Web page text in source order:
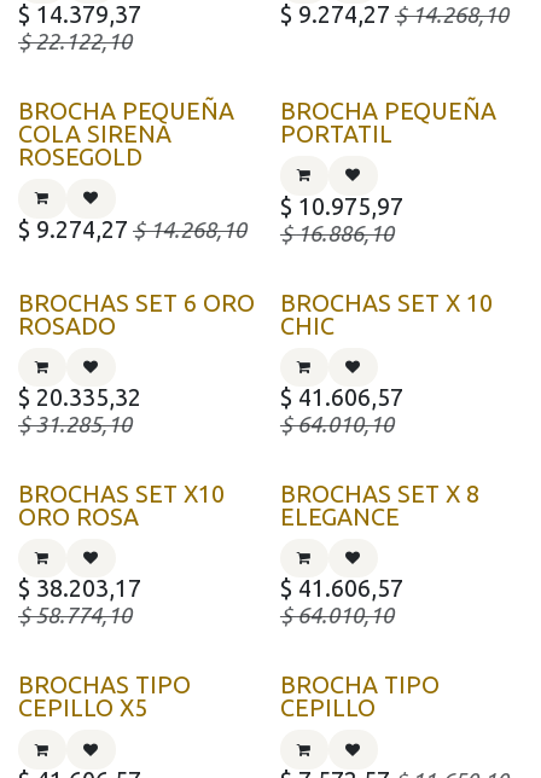
$ 14.379,37
$22.122,10
$ 9.274,27 $14.268,10
BROCHA PEQUEÑA
COLA SIRENA
ROSEGOLD
$ 9.274,27 $14.268,10
BROCHA PEQUEÑA
PORTATIL
$ 10.975,97
$16.886,10
BROCHAS SET 6 ORO
ROSADO
$ 20.335,32
$31.285,10
BROCHAS SET X 10
CHIC
$ 41.606,57
$64.010,10
BROCHAS SET X10
ORO ROSA
$ 38.203,17
$58.774,10
BROCHAS SET X 8
ELEGANCE
$ 41.606,57
$64.010,10
BROCHAS TIPO
CEPILLO X5
BROCHA TIPO
CEPILLO